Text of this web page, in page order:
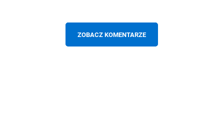
ZOBACZ KOMENTARZE